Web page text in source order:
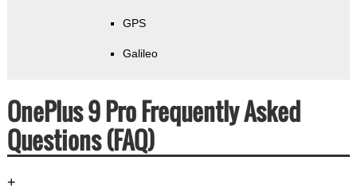
GPS
Galileo
OnePlus 9 Pro Frequently Asked
Questions (FAQ)
+